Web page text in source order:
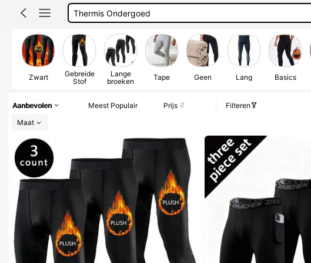
Fleece Men
Thermo Broek
Thermobroek
Zwart
Gebreide
Stof
Lange
broeken
Tape Geen Lang Basics
Aanbevolen Meest Populair Prijs
Filteren
Maat